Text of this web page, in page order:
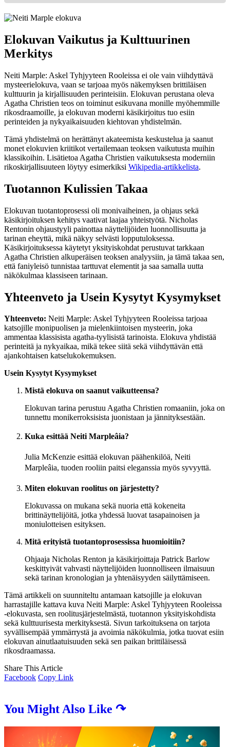
Elokuvan Vaikutus ja Kulttuurinen
Merkitys
Neiti Marple: Askel Tyhjyyteen Rooleissa ei ole vain viihdyttävä
mysteerielokuva, vaan se tarjoaa myös näkemyksen brittiläisen
kulttuurin ja kirjallisuuden perinteisiin. Elokuvan perustana oleva
Agatha Christien teos on toiminut esikuvana monille myöhemmille
rikosdraamoille, ja elokuvan moderni käsikirjoitus tuo esiin
perinteiden ja nykyaikaisuuden kiehtovan yhdistelmän.
Tämä yhdistelmä on herättänyt akateemista keskustelua ja saanut
monet elokuvien kriitikot vertailemaan teoksen vaikutusta muihin
klassikoihin. Lisätietoa Agatha Christien vaikutuksesta moderniin
rikoskirjallisuuteen löytyy esimerkiksi Wikipedia-artikkelista.
Tuotannon Kulissien Takaa
Elokuvan tuotantoprosessi oli monivaiheinen, ja ohjaus sekä
käsikirjoituksen kehitys vaativat laajaa yhteistyötä. Nicholas
Rentonin ohjaustyyli painottaa näyttelijöiden luonnollisuutta ja
tarinan eheyttä, mikä näkyy selvästi lopputuloksessa.
Käsikirjoituksessa käytetyt yksityiskohdat perustuvat tarkkaan
Agatha Christien alkuperäisen teoksen analyysiin, ja tämä takaa sen,
että faniyleisö tunnistaa tarttuvat elementit ja saa samalla uutta
näkökulmaa klassiseen tarinaan.
Yhteenveto ja Usein Kysytyt Kysymykset
Yhteenveto: Neiti Marple: Askel Tyhjyyteen Rooleissa tarjoaa
katsojille monipuolisen ja mielenkiintoisen mysteerin, joka
ammentaa klassisista agatha-tyylisistä tarinoista. Elokuva yhdistää
perinteitä ja nykyaikaa, mikä tekee siitä sekä viihdyttävän että
ajankohtaisen katselukokemuksen.
Usein Kysytyt Kysymykset
Mistä elokuva on saanut vaikutteensa?
Elokuvan tarina perustuu Agatha Christien romaaniin, joka on
tunnettu monikerroksisista juonistaan ja jännityksestään.
Kuka esittää Neiti Marpleâia?
Julia McKenzie esittää elokuvan päähenkilöä, Neiti
Marpleâia, tuoden rooliin paitsi eleganssia myös syvyyttä.
Miten elokuvan roolitus on järjestetty?
Elokuvassa on mukana sekä nuoria että kokeneita
brittinäyttelijöitä, jotka yhdessä luovat tasapainoisen ja
moniulotteisen esityksen.
Mitä erityistä tuotantoprosessissa huomioitiin?
Ohjaaja Nicholas Renton ja käsikirjoittaja Patrick Barlow
keskittyivät vahvasti näyttelijöiden luonnolliseen ilmaisuun
sekä tarinan kronologian ja yhtenäisyyden säilyttämiseen.
Tämä artikkeli on suunniteltu antamaan katsojille ja elokuvan
harrastajille kattava kuva Neiti Marple: Askel Tyhjyyteen Rooleissa
-elokuvasta, sen roolitusjärjestelmästä, tuotannon yksityiskohdista
sekä kulttuurisesta merkityksestä. Sivun tarkoituksena on tarjota
syvällisempää ymmärrystä ja avoimia näkökulmia, jotka tuovat esiin
elokuvan ainutlaatuisuuden sekä sen paikan brittiläisessä
rikosdraamassa.
Share This Article
Facebook Copy Link
You Might Also Like ↷